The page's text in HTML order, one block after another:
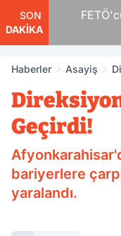
SON
DAKİKA
FETÖ'cü
Haberler Asayiş
Geçirdi!
bariyerlere
yaralandı.